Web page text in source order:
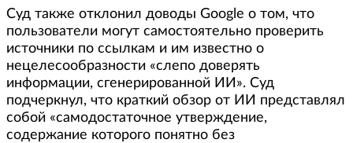
Суд также отклонил доводы Google о том, что
пользователи могут самостоятельно проверить
источники по ссылкам и им известно о
нецелесообразности «слепо доверять
информации, сгенерированной ИИ». Суд
подчеркнул, что краткий обзор от ИИ представлял
собой «самодостаточное утверждение,
содержание которого понятно без